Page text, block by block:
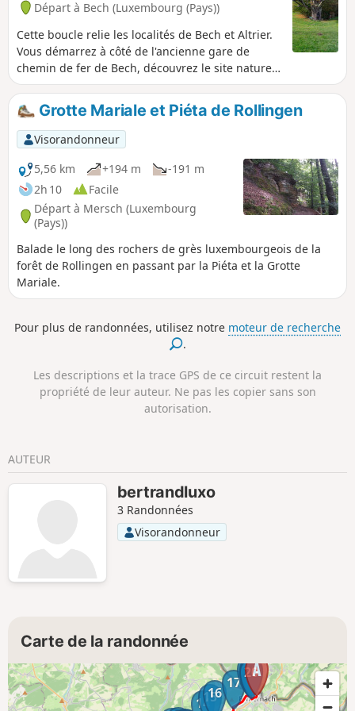
Départ à Bech (Luxembourg (Pays))
Cette boucle relie les localités de Bech et Altrier.
Vous démarrez à côté de l'ancienne gare de
chemin de fer de Bech, découvrez le site naturel
de Bildchen à Altrier (grand chêne de plus de
1000 ans) et terminez par le Tunnel de Bech
d'une longueur de 300m. La partie entre Altrier
et Bech offre de très belles vues sur la vallée.
Grotte Mariale et Piéta de Rollingen
Visorandonneur
5,56 km
+194 m
-191 m
2h 10
Facile
Départ à Mersch (Luxembourg
(Pays))
Balade le long des rochers de grès luxembourgeois de la
forêt de Rollingen en passant par la Piéta et la Grotte
Mariale.
Pour plus de randonnées, utilisez notre moteur de recherche
.
Les descriptions et la trace GPS de ce circuit restent la
propriété de leur auteur. Ne pas les copier sans son
autorisation.
AUTEUR
bertrandluxo
3 Randonnées
Visorandonneur
Carte de la randonnée
1415
16
17
18
19
20